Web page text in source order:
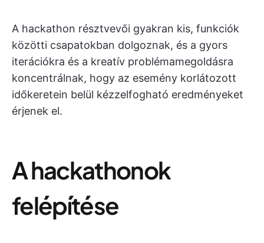
A hackathon résztvevői gyakran kis, funkciók
közötti csapatokban dolgoznak, és a gyors
iterációkra és a kreatív problémamegoldásra
koncentrálnak, hogy az esemény korlátozott
időkeretein belül kézzelfogható eredményeket
érjenek el.
A hackathonok
felépítése